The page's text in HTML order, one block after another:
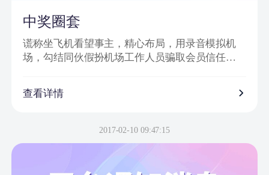
中奖圈套
谎称坐飞机看望事主，精心布局，用录音模拟机
场，勾结同伙假扮机场工作人员骗取会员信任，
诈骗特点：
信息或节目邀请嘉宾、网站会员为信件内容；
2、骗子以＂消息提示员XX＂、＂送礼员XX＂等
3、把中奖诈骗信息发到会员手机上，要求会员登
查看详情
2017-02-10 09:47:15